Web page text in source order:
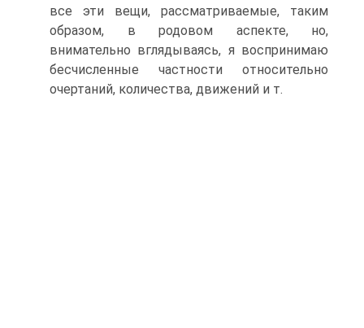
все эти вещи, рассматриваемые, таким
образом, в родовом аспекте, но,
внимательно вглядываясь, я воспринимаю
бесчисленные частности относительно
очертаний, количества, движений и т.